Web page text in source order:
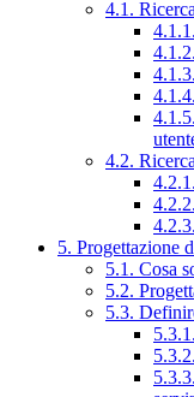
4.1.
4.2.
5. Progettazione
5.1. Cosa
5.2.
5.3.